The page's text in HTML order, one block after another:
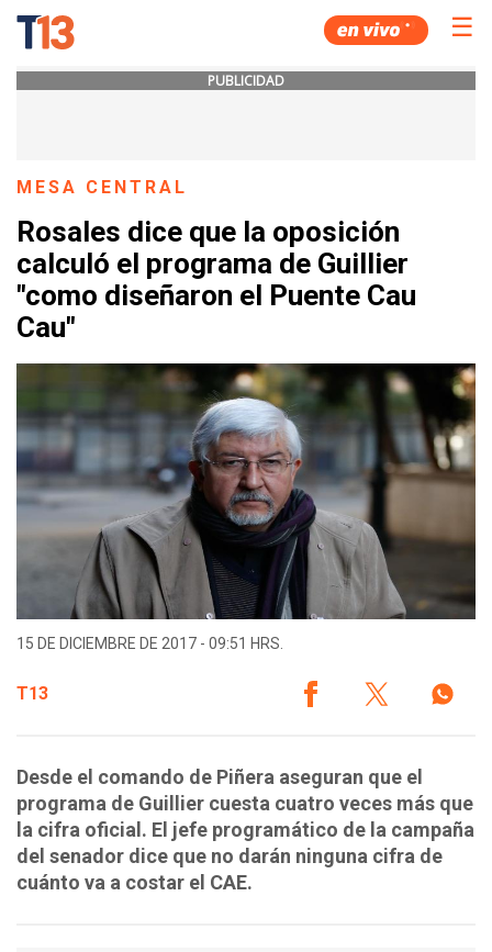
☰
PUBLICIDAD
MESA CENTRAL
Rosales dice que la oposición
calculó el programa de Guillier
"como diseñaron el Puente Cau
Cau"
15 DE DICIEMBRE DE 2017 - 09:51 HRS.
T13
Desde el comando de Piñera aseguran que el
programa de Guillier cuesta cuatro veces más que
la cifra oficial. El jefe programático de la campaña
del senador dice que no darán ninguna cifra de
cuánto va a costar el CAE.